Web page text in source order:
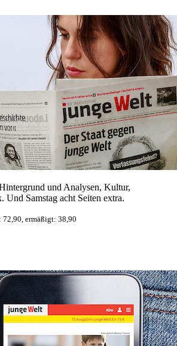
und Analysen, Kultur,
Und Samstag acht Seiten extra.
72,90, ermäßigt: 38,90